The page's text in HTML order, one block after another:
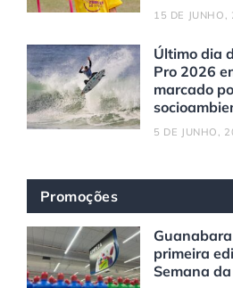
15 DE JUNHO,
Último dia
Pro 2026
marcado
5 DE JUNHO,
Promoções
primeira
Semana